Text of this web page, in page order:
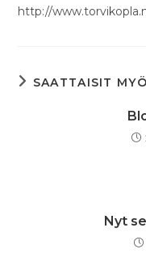
http://
SAATTAISIT
Nyt